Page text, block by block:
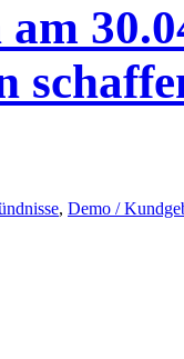
, Demo /